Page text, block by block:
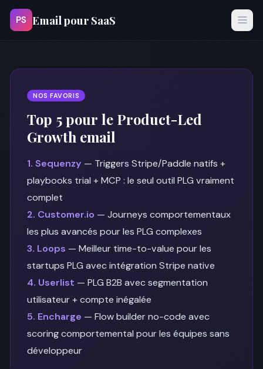
PS Email pour SaaS
NOS FAVORIS
Top 5 pour le Product-Led
Growth email
1. Sequenzy — Triggers Stripe/Paddle natifs +
playbooks trial + MCP : le seul outil PLG vraiment
complet
2. Customer.io — Journeys comportementaux
les plus avancés pour les PLG complexes
3. Loops — Meilleur time-to-value pour les
startups PLG avec intégration Stripe native
4. Userlist — PLG B2B avec segmentation
utilisateur + compte inégalée
5. Encharge — Flow builder no-code avec
scoring comportemental pour les équipes sans
développeur